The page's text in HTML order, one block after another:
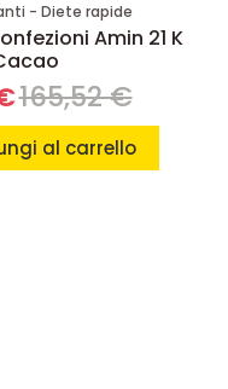
- Diete rapide
Amin 21 K
165,52 €
al carrello